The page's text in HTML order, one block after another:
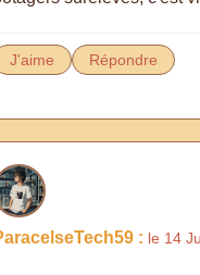
J'aime Répondre
: le 14